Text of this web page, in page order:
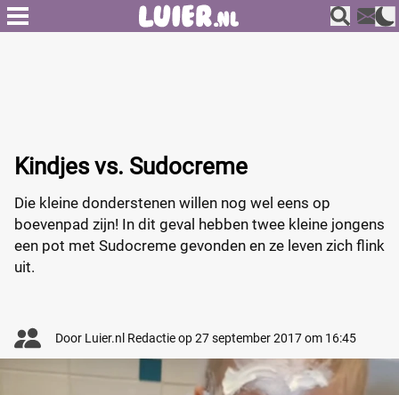
Kindjes vs. Sudocreme
Die kleine donderstenen willen nog wel eens op
boevenpad zijn! In dit geval hebben twee kleine jongens
een pot met Sudocreme gevonden en ze leven zich flink
uit.
Door Luier.nl Redactieop27 september 2017 om 16:45